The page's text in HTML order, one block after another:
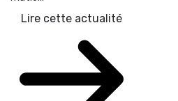
Lire cette actualité